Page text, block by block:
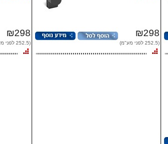
₪298
(252.5 לפני מע"מ)
₪298
(252.5 לפני מע"מ)